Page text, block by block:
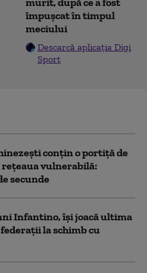
împușcat în timpul
meciului
Descarcă aplicația Digi
Sport
conțin o portiță de
rețeaua vulnerabilă:
secunde
Infantino, îşi joacă ultima
la schimb cu